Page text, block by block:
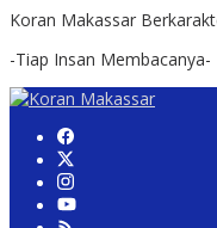
Koran Makassar
-Tiap Insan Membacanya-